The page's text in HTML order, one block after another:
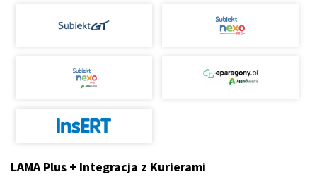
LAMA Plus + Integracja z Kurierami